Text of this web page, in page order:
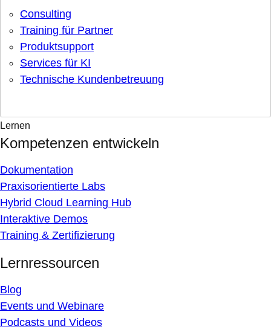
Consulting
Training für Partner
Produktsupport
Services für KI
Technische Kundenbetreuung
Lernen
Kompetenzen entwickeln
Dokumentation
Praxisorientierte Labs
Hybrid Cloud Learning Hub
Interaktive Demos
Training & Zertifizierung
Lernressourcen
Blog
Events und Webinare
Podcasts und Videos